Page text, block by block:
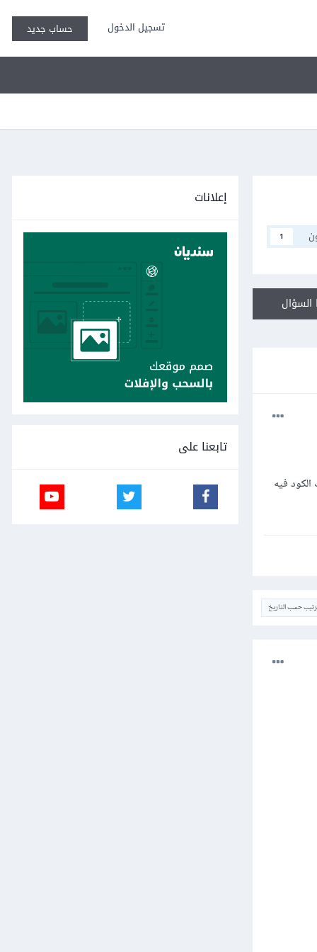
تسجيل الدخول حساب جديد
1
فيه
حسب التاريخ
إعلانات
تابعنا على